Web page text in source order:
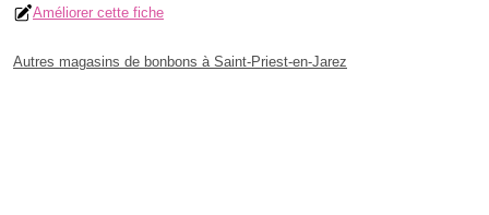
Améliorer cette fiche
Autres magasins de bonbons à Saint-Priest-en-Jarez